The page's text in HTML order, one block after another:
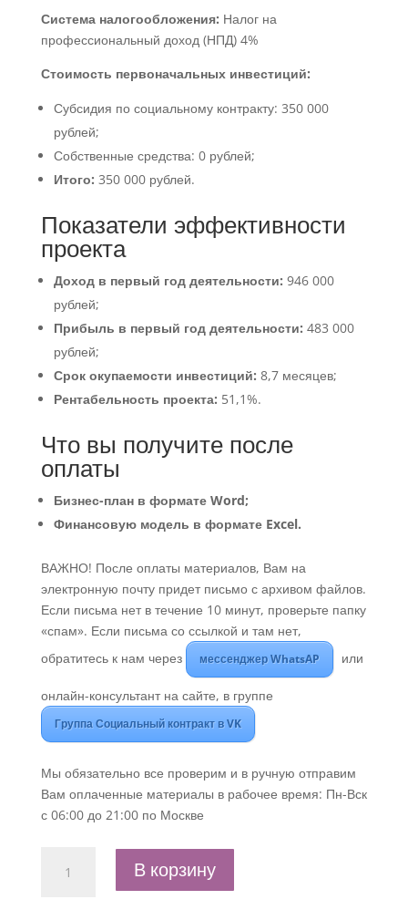
Система налогообложения: Налог на
профессиональный доход (НПД) 4%
Стоимость первоначальных инвестиций:
Субсидия по социальному контракту: 350 000
рублей;
Собственные средства: 0 рублей;
Итого: 350 000 рублей.
Показатели эффективности
проекта
Доход в первый год деятельности: 946 000
рублей;
Прибыль в первый год деятельности: 483 000
рублей;
Срок окупаемости инвестиций: 8,7 месяцев;
Рентабельность проекта: 51,1%.
Что вы получите после
оплаты
Бизнес-план в формате Word;
Финансовую модель в формате Excel.
ВАЖНО! После оплаты материалов, Вам на
электронную почту придет письмо с архивом файлов.
Если письма нет в течение 10 минут, проверьте папку
«спам». Если письма со ссылкой и там нет,
обратитесь к нам через
мессенджер WhatsAP или
онлайн-консультант на сайте, в группе
Группа Социальный контракт в VK
Мы обязательно все проверим и в ручную отправим
Вам оплаченные материалы в рабочее время: Пн-Вск
с 06:00 до 21:00 по Москве
товара
В корзину